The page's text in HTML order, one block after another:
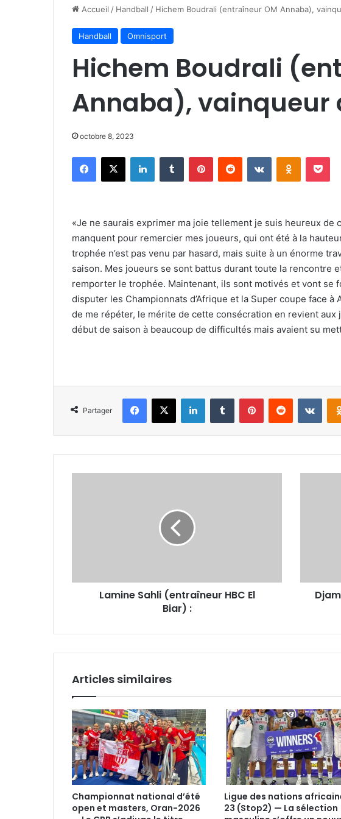
Accueil / Handball / Hichem Boudrali (entraîneur OM Annaba),
Handball Omnisport
Hichem Boudrali
Annaba), vainqueur
octobre 8, 2023
Facebook
X LinkedinTumblr PinterestReddit VKontakte
«Je ne saurais exprimer ma joie tellement je suis heureux de
manquent pour remercier mes joueurs, qui ont été à la
trophée n’est pas venu par hasard, mais suite à un énorme
saison. Mes joueurs se sont battus durant toute la rencontre
remporter le trophée. Maintenant, ils sont motivés et vont se
disputer les Championnats d’Afrique et la Super coupe face à
de me répéter, le mérite de cette consécration en revient
début de saison à beaucoup de difficultés mais avaient su
Partager
Facebook
X LinkedinTumblr PinterestReddit
Lamine Sahli (entraîneur HBC El
Biar) :
la
sélection
Articles similaires
Championnat national d’été
open et masters, Oran-2026
Ligue des nations
23 (Stop2) — La sélection